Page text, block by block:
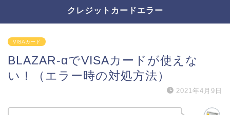
クレジットカードエラー
VISAカード
BLAZAR-αでVISAカードが使えな
い！（エラー時の対処方法）
2021年4月9日